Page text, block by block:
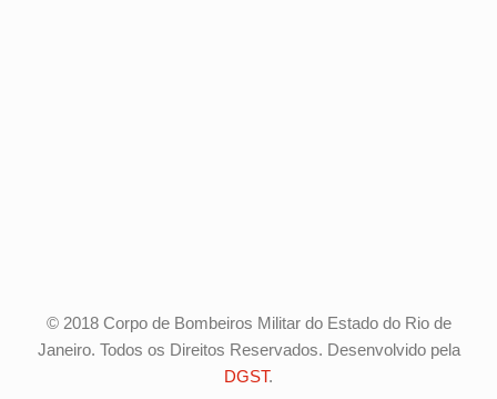
© 2018 Corpo de Bombeiros Militar do Estado do Rio de
Janeiro. Todos os Direitos Reservados. Desenvolvido pela
DGST.